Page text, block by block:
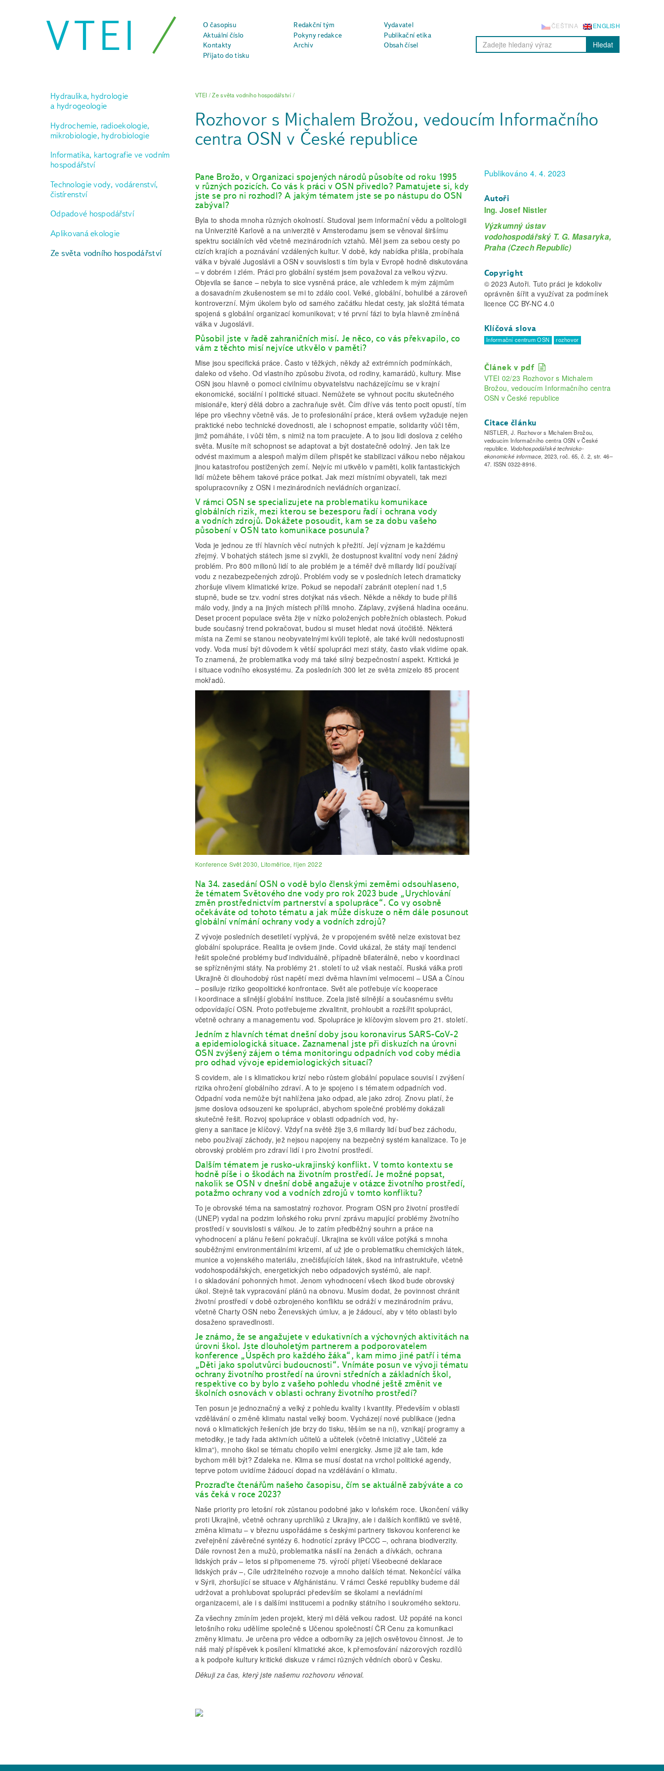
VTEI O časopisu Redakční tým
Vydavatel
Aktuální číslo
Pokyny redakce
Publikační etika
Kontakty
Archiv
Obsah čísel
Přijato do tisku
ENGLISH
ČEŠTINA
Hledat
Hydraulika, hydrologie
a hydrogeologie
Hydrochemie, radioekologie,
mikrobiologie, hydrobiologie
Informatika, kartografie ve vodním
hospodářství
Technologie vody, vodárenství,
čistírenství
Odpadové hospodářství
Aplikovaná ekologie
Ze světa vodního hospodářství
VTEI /Ze světa vodního hospodářství /
Rozhovor s Michalem Brožou, vedoucím Informačního
centra OSN v České republice
Pane Brožo, v Organizaci spojených národů působíte od roku 1995
v různých pozicích. Co vás k práci v OSN přivedlo? Pamatujete si, kdy
jste se pro ni rozhodl? A jakým tématem jste se po nástupu do OSN
zabýval?
Byla to shoda mnoha různých okolností. Studoval jsem informační vědu a politologii
na Univerzitě Karlově a na univerzitě v Amsterodamu jsem se věnoval širšímu
spektru sociálních věd včetně mezinárodních vztahů. Měl jsem za sebou cesty po
cizích krajích a poznávání vzdálených kultur. V době, kdy nabídka přišla, probíhala
válka v bývalé Jugoslávii a OSN v souvislosti s tím byla v Evropě hodně diskutována
– v dobrém i zlém. Práci pro globální systém jsem považoval za velkou výzvu.
Objevila se šance – nebyla to sice vysněná práce, ale vzhledem k mým zájmům
a dosavadním zkušenostem se mi to zdálo cool. Velké, globální, bohulibé a zároveň
kontroverzní. Mým úkolem bylo od samého začátku hledat cesty, jak složitá témata
spojená s globální organizací komunikovat; v té první fázi to byla hlavně zmíněná
válka v Jugoslávii.
Působil jste v řadě zahraničních misí. Je něco, co vás překvapilo, co
vám z těchto misí nejvíce utkvělo v paměti?
Mise jsou specifická práce. Často v těžkých, někdy až extrémních podmínkách,
daleko od všeho. Od vlastního způsobu života, od rodiny, kamarádů, kultury. Mise
OSN jsou hlavně o pomoci civilnímu obyvatelstvu nacházejícímu se v krajní
ekonomické, sociální i politické situaci. Nemůžete se vyhnout pocitu skutečného
misionáře, který dělá dobro a zachraňuje svět. Čím dříve vás tento pocit opustí, tím
lépe pro všechny včetně vás. Je to profesionální práce, která ovšem vyžaduje nejen
praktické nebo technické dovednosti, ale i schopnost empatie, solidarity vůči těm,
jimž pomáháte, i vůči těm, s nimiž na tom pracujete. A to jsou lidi doslova z celého
světa. Musíte mít schopnost se adaptovat a být dostatečně odolný. Jen tak lze
odvést maximum a alespoň malým dílem přispět ke stabilizaci válkou nebo nějakou
jinou katastrofou postižených zemí. Nejvíc mi utkvělo v paměti, kolik fantastických
lidí můžete během takové práce potkat. Jak mezi místními obyvateli, tak mezi
spolupracovníky z OSN i mezinárodních nevládních organizací.
V rámci OSN se specializujete na problematiku komunikace
globálních rizik, mezi kterou se bezesporu řadí i ochrana vody
a vodních zdrojů. Dokážete posoudit, kam se za dobu vašeho
působení v OSN tato komunikace posunula?
Voda je jednou ze tří hlavních věcí nutných k přežití. Její význam je každému
zřejmý. V bohatých státech jsme si zvykli, že dostupnost kvalitní vody není žádný
problém. Pro 800 milionů lidí to ale problém je a téměř dvě miliardy lidí používají
vodu z nezabezpečených zdrojů. Problém vody se v posledních letech dramaticky
zhoršuje vlivem klimatické krize. Pokud se nepodaří zabránit oteplení nad 1,5
stupně, bude se tzv. vodní stres dotýkat nás všech. Někde a někdy to bude příliš
málo vody, jindy a na jiných místech příliš mnoho. Záplavy, zvýšená hladina oceánu.
Deset procent populace světa žije v nízko položených pobřežních oblastech. Pokud
bude současný trend pokračovat, budou si muset hledat nová útočiště. Některá
místa na Zemi se stanou neobyvatelnými kvůli teplotě, ale také kvůli nedostupnosti
vody. Voda musí být důvodem k větší spolupráci mezi státy, často však vidíme opak.
To znamená, že problematika vody má také silný bezpečnostní aspekt. Kritická je
i situace vodního ekosystému. Za posledních 300 let ze světa zmizelo 85 procent
mokřadů.
Konference Svět 2030, Litoměřice, říjen 2022
Na 34. zasedání OSN o vodě bylo členskými zeměmi odsouhlaseno,
že tématem Světového dne vody pro rok 2023 bude „Urychlování
změn prostřednictvím partnerství a spolupráce“. Co vy osobně
očekáváte od tohoto tématu a jak může diskuze o něm dále posunout
globální vnímání ochrany vody a vodních zdrojů?
Z vývoje posledních desetiletí vyplývá, že v propojeném světě nelze existovat bez
globální spolupráce. Realita je ovšem jinde. Covid ukázal, že státy mají tendenci
řešit společné problémy buď individuálně, případně bilaterálně, nebo v koordinaci
se spřízněnými státy. Na problémy 21. století to už však nestačí. Ruská válka proti
Ukrajině či dlouhodobý růst napětí mezi dvěma hlavními velmocemi – USA a Čínou
– posiluje riziko geopolitické konfrontace. Svět ale potřebuje víc kooperace
i koordinace a silnější globální instituce. Zcela jistě silnější a současnému světu
odpovídající OSN. Proto potřebujeme zkvalitnit, prohloubit a rozšířit spolupráci,
včetně ochrany a managementu vod. Spolupráce je klíčovým slovem pro 21. století.
Jedním z hlavních témat dnešní doby jsou koronavirus SARS-CoV-2
a epidemiologická situace. Zaznamenal jste při diskuzích na úrovni
OSN zvýšený zájem o téma monitoringu odpadních vod coby média
pro odhad vývoje epidemiologických situací?
S covidem, ale i s klimatickou krizí nebo růstem globální populace souvisí i zvýšení
rizika ohrožení globálního zdraví. A to je spojeno i s tématem odpadních vod.
Odpadní voda nemůže být nahlížena jako odpad, ale jako zdroj. Znovu platí, že
jsme doslova odsouzeni ke spolupráci, abychom společné problémy dokázali
skutečně řešit. Rozvoj spolupráce v oblasti odpadních vod, hy-
gieny a sanitace je klíčový. Vždyť na světě žije 3,6 miliardy lidí buď bez záchodu,
nebo používají záchody, jež nejsou napojeny na bezpečný systém kanalizace. To je
obrovský problém pro zdraví lidí i pro životní prostředí.
Dalším tématem je rusko-ukrajinský konflikt. V tomto kontextu se
hodně píše i o škodách na životním prostředí. Je možné popsat,
nakolik se OSN v dnešní době angažuje v otázce životního prostředí,
potažmo ochrany vod a vodních zdrojů v tomto konfliktu?
To je obrovské téma na samostatný rozhovor. Program OSN pro životní prostředí
(UNEP) vydal na podzim loňského roku první zprávu mapující problémy životního
prostředí v souvislosti s válkou. Je to zatím předběžný souhrn a práce na
vyhodnocení a plánu řešení pokračují. Ukrajina se kvůli válce potýká s mnoha
souběžnými environmentálními krizemi, ať už jde o problematiku chemických látek,
munice a vojenského materiálu, znečišťujících látek, škod na infrastruktuře, včetně
vodohospodářských, energetických nebo odpadových systémů, ale např.
i o skladování pohonných hmot. Jenom vyhodnocení všech škod bude obrovský
úkol. Stejně tak vypracování plánů na obnovu. Musím dodat, že povinnost chránit
životní prostředí v době ozbrojeného konfliktu se odráží v mezinárodním právu,
včetně Charty OSN nebo Ženevských úmluv, a je žádoucí, aby v této oblasti bylo
dosaženo spravedlnosti.
Je známo, že se angažujete v edukativních a výchovných aktivitách na
úrovni škol. Jste dlouholetým partnerem a podporovatelem
konference „Úspěch pro každého žáka“, kam mimo jiné patří i téma
„Děti jako spolutvůrci budoucnosti“. Vnímáte posun ve vývoji tématu
ochrany životního prostředí na úrovni středních a základních škol,
respektive co by bylo z vašeho pohledu vhodné ještě změnit ve
školních osnovách v oblasti ochrany životního prostředí?
Ten posun je jednoznačný a velký z pohledu kvality i kvantity. Především v oblasti
vzdělávání o změně klimatu nastal velký boom. Vycházejí nové publikace (jedna
nová o klimatických řešeních jde brzy do tisku, těším se na ni), vznikají programy a
metodiky, je tady řada aktivních učitelů a učitelek (včetně iniciativy „Učitelé za
klima“), mnoho škol se tématu chopilo velmi energicky. Jsme již ale tam, kde
bychom měli být? Zdaleka ne. Klima se musí dostat na vrchol politické agendy,
teprve potom uvidíme žádoucí dopad na vzdělávání o klimatu.
Prozraďte čtenářům našeho časopisu, čím se aktuálně zabýváte a co
vás čeká v roce 2023?
Naše priority pro letošní rok zůstanou podobné jako v loňském roce. Ukončení války
proti Ukrajině, včetně ochrany uprchlíků z Ukrajiny, ale i dalších konfliktů ve světě,
změna klimatu – v březnu uspořádáme s českými partnery tiskovou konferenci ke
zveřejnění závěrečné syntézy 6. hodnotící zprávy IPCCC –, ochrana biodiverzity.
Dále rovnost žen a mužů, problematika násilí na ženách a dívkách, ochrana
lidských práv – letos si připomeneme 75. výročí přijetí Všeobecné deklarace
lidských práv –, Cíle udržitelného rozvoje a mnoho dalších témat. Nekončící válka
v Sýrii, zhoršující se situace v Afghánistánu. V rámci České republiky budeme dál
udržovat a prohlubovat spolupráci především se školami a nevládními
organizacemi, ale i s dalšími institucemi a podniky státního i soukromého sektoru.
Za všechny zmíním jeden projekt, který mi dělá velkou radost. Už popáté na konci
letošního roku udělíme společně s Učenou společností ČR Cenu za komunikaci
změny klimatu. Je určena pro vědce a odborníky za jejich osvětovou činnost. Je to
náš malý příspěvek k posílení klimatické akce, k přemosťování názorových rozdílů
a k podpoře kultury kritické diskuze v rámci různých vědních oborů v Česku.
Děkuji za čas, který jste našemu rozhovoru věnoval.
Publikováno 4. 4. 2023
Autoři
Ing. Josef Nistler
Výzkumný ústav
vodohospodářský T. G. Masaryka,
Praha (Czech Republic)
Copyright
© 2023 Autoři. Tuto práci je kdokoliv
oprávněn šířit a využívat za podmínek
licence CC BY-NC 4.0
Klíčová slova
Informační centrum OSN rozhovor
Článek v pdf
VTEI 02/23 Rozhovor s Michalem
Brožou, vedoucím Informačního centra
OSN v České republice
Citace článku
NISTLER, J. Rozhovor s Michalem Brožou,
vedoucím Informačního centra OSN v České
republice. Vodohospodářské technicko-
ekonomické informace, 2023, roč. 65, č. 2, str. 46–
47. ISSN 0322-8916.